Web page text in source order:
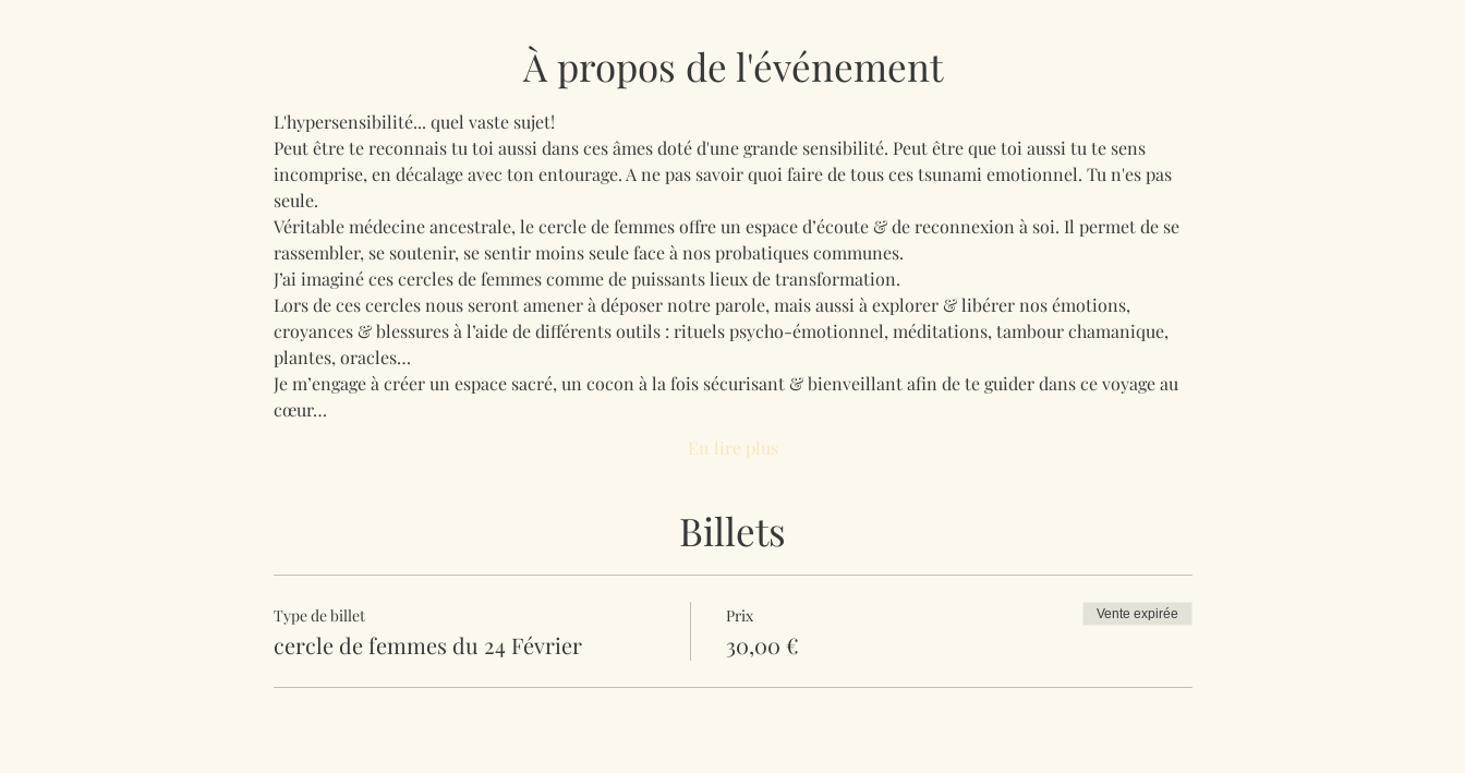
À propos de l'événement
L'hypersensibilité... quel vaste sujet!
Peut être te reconnais tu toi aussi dans ces âmes doté d'une grande sensibilité. Peut être que toi aussi tu te sens
incomprise, en décalage avec ton entourage. A ne pas savoir quoi faire de tous ces tsunami emotionnel. Tu n'es pas
seule.
Véritable médecine ancestrale, le cercle de femmes offre un espace d’écoute & de reconnexion à soi. Il permet de se
rassembler, se soutenir, se sentir moins seule face à nos probatiques communes.
J’ai imaginé ces cercles de femmes comme de puissants lieux de transformation.
Lors de ces cercles nous seront amener à déposer notre parole, mais aussi à explorer & libérer nos émotions,
croyances & blessures à l’aide de différents outils : rituels psycho-émotionnel, méditations, tambour chamanique,
plantes, oracles…
Je m’engage à créer un espace sacré, un cocon à la fois sécurisant & bienveillant afin de te guider dans ce voyage au
cœur…
En lire plus
Billets
Type de billet
cercle de femmes du 24 Février
Prix
30,00 €
Vente expirée